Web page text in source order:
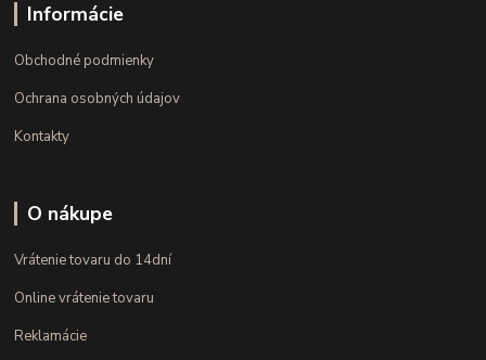
Informácie
Obchodné podmienky
Ochrana osobných údajov
Kontakty
O nákupe
Vrátenie tovaru do 14dní
Online vrátenie tovaru
Reklamácie